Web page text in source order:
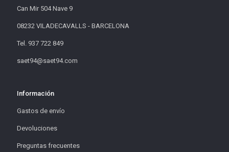
Can Mir 504 Nave 9
08232 VILADECAVALLS - BARCELONA
Tel. 937 722 849
saet94@saet94.com
Información
Gastos de envío
Devoluciones
Preguntas frecuentes